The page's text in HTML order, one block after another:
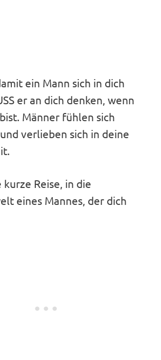
ein Mann sich in dich
er an dich denken, wenn
Männer fühlen sich
verlieben sich in deine
Reise, in die
eines Mannes, der dich